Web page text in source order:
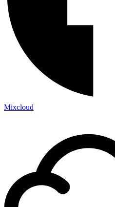
Mixcloud